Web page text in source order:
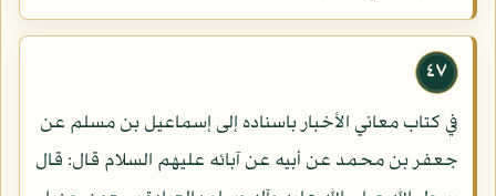
٤٧
في كتاب معاني الأخبار باسناده إلى إسماعيل بن مسلم عن
جعفر بن محمد عن أبيه عن آبائه عليهم السلام قال: قال